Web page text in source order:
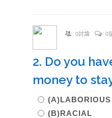
0討論 0
2. Do you
money to
(B)RACIAL